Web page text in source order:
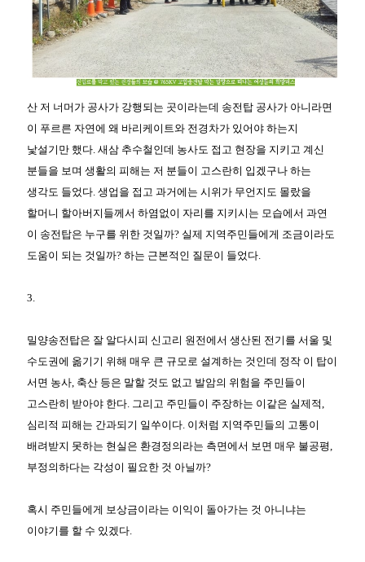
산 저 너머가 공사가 강행되는 곳이라는데 송전탑 공사가 아니라면
이 푸르른 자연에 왜 바리케이트와 전경차가 있어야 하는지
낯설기만 했다. 새삼 추수철인데 농사도 접고 현장을 지키고 계신
분들을 보며 생활의 피해는 저 분들이 고스란히 입겠구나 하는
생각도 들었다. 생업을 접고 과거에는 시위가 무언지도 몰랐을
할머니 할아버지들께서 하염없이 자리를 지키시는 모습에서 과연
이 송전탑은 누구를 위한 것일까? 실제 지역주민들에게 조금이라도
도움이 되는 것일까? 하는 근본적인 질문이 들었다.
3.
밀양송전탑은 잘 알다시피 신고리 원전에서 생산된 전기를 서울 및
수도권에 옮기기 위해 매우 큰 규모로 설계하는 것인데 정작 이 탑이
서면 농사, 축산 등은 말할 것도 없고 발암의 위험을 주민들이
고스란히 받아야 한다. 그리고 주민들이 주장하는 이같은 실제적,
심리적 피해는 간과되기 일쑤이다. 이처럼 지역주민들의 고통이
배려받지 못하는 현실은 환경정의라는 측면에서 보면 매우 불공평,
부정의하다는 각성이 필요한 것 아닐까?
혹시 주민들에게 보상금이라는 이익이 돌아가는 것 아니냐는
이야기를 할 수 있겠다.